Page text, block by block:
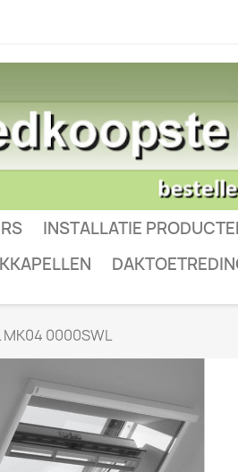
INSTALLATIE
MK04 0000SWL